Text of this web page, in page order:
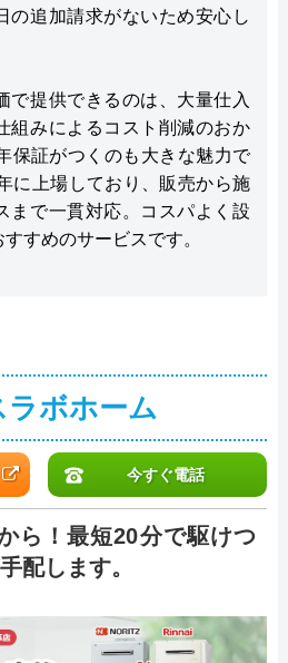
の追加請求がないため安心し
で提供できるのは、大量仕入
組みによるコスト削減のおか
保証がつくのも大きな魅力で
に上場しており、販売から施
まで一貫対応。コスパよく設
すめのサービスです。
ラボホーム
今すぐ電話
ら！最短20分で駆けつ
配します。